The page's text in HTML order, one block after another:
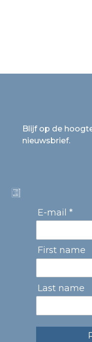
Blijf op de
nieuwsbrief.
E-mail *
First name
Last name